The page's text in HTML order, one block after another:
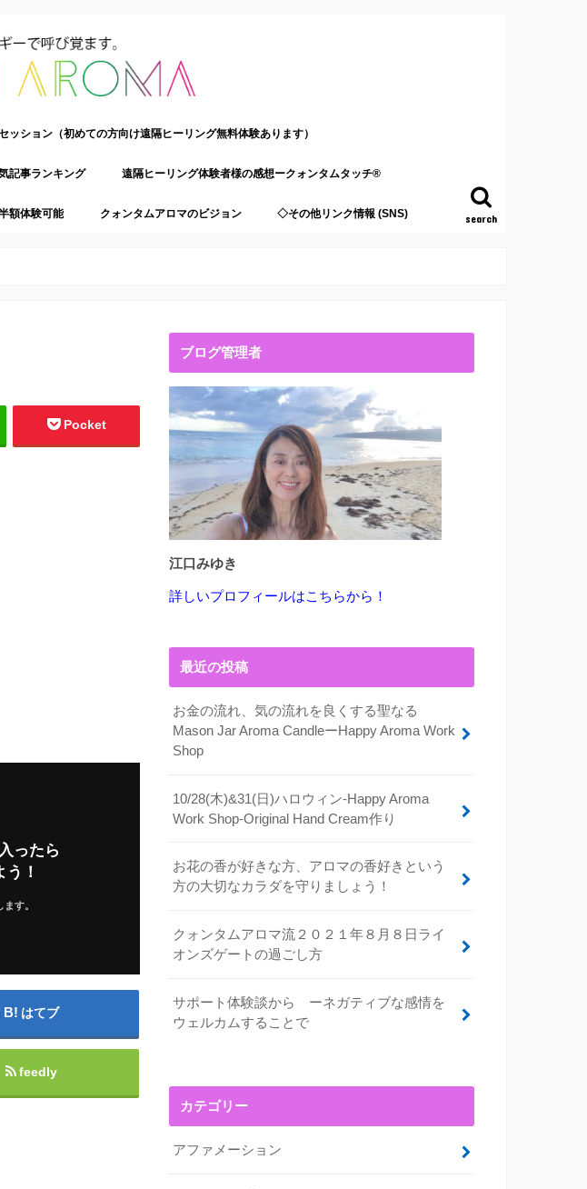
search
ション（初めての方向け遠隔ヒーリング無料体験あります）
記事ランキング 遠隔ヒーリング体験者様の感想ークォンタムタッチ®
額体験可能 クォンタムアロマのビジョン ◇その他リンク情報 (SNS)
Pocket
ったら
！
す。
はてブ
feedly
ブログ管理者
江口みゆき
詳しいプロフィールはこちらから！
最近の投稿
お金の流れ、気の流れを良くする聖なる
Mason Jar Aroma CandleーHappy Aroma Work
Shop
10/28(木)&31(日)ハロウィン-Happy Aroma
Work Shop-Original Hand Cream作り
お花の香が好きな方、アロマの香好きという
方の大切なカラダを守りましょう！
クォンタムアロマ流２０２１年８月８日ライ
オンズゲートの過ごし方
サポート体験談から ーネガティブな感情を
ウェルカムすることで
カテゴリー
アファメーション